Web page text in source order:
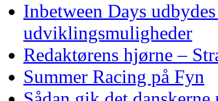
Inbetween Days
udviklingsmuligheder
Redaktørens hjørne –
Summer Racing på Fyn